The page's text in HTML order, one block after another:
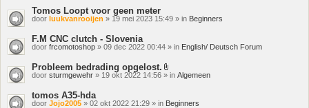
Tomos Loopt voor geen meter
door luukvanrooijen » 19 mei 2023 15:49 » in Beginners
F.M CNC clutch - Slovenia
door frcomotoshop » 09 dec 2022 00:44 » in English/ Deutsch Forum
Probleem bedrading opgelost.
Bijlage(n)
door sturmgewehr » 19 okt 2022 14:56 » in Algemeen
tomos A35-hda
door Jojo2005 » 02 okt 2022 21:29 » in Beginners